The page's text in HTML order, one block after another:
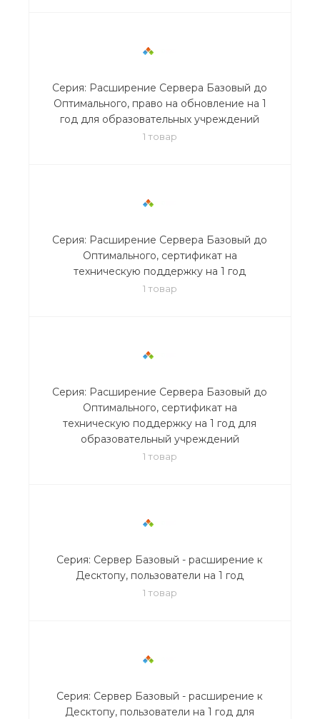
Серия: Расширение Сервера Базовый до
Оптимального, право на обновление на 1
год для образовательных учреждений
1 товар
Серия: Расширение Сервера Базовый до
Оптимального, сертификат на
техническую поддержку на 1 год
1 товар
Серия: Расширение Сервера Базовый до
Оптимального, сертификат на
техническую поддержку на 1 год для
образовательный учреждений
1 товар
Серия: Сервер Базовый - расширение к
Десктопу, пользователи на 1 год
1 товар
Серия: Сервер Базовый - расширение к
Десктопу, пользователи на 1 год для